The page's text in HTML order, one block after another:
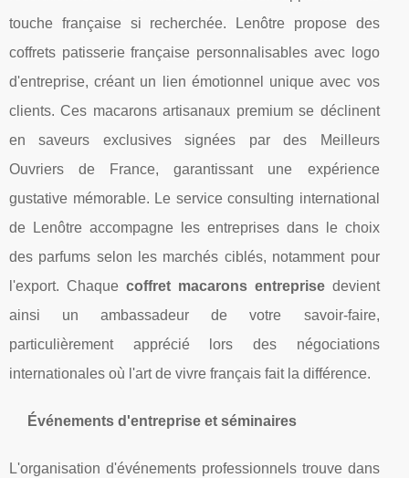
touche française si recherchée. Lenôtre propose des
coffrets patisserie française personnalisables avec logo
d'entreprise, créant un lien émotionnel unique avec vos
clients. Ces macarons artisanaux premium se déclinent
en saveurs exclusives signées par des Meilleurs
Ouvriers de France, garantissant une expérience
gustative mémorable. Le service consulting international
de Lenôtre accompagne les entreprises dans le choix
des parfums selon les marchés ciblés, notamment pour
l'export. Chaque coffret macarons entreprisedevient
ainsi un ambassadeur de votre savoir-faire,
particulièrement apprécié lors des négociations
internationales où l'art de vivre français fait la différence.
Événements d'entreprise et séminaires
L'organisation d'événements professionnels trouve dans